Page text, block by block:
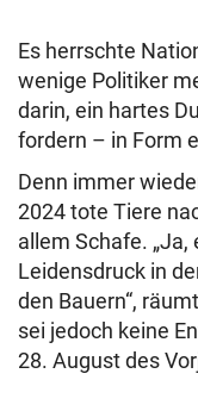
Es herrschte
wenige Politiker
darin, ein hartes
fordern – in Form
Denn immer
2024 tote Tiere
allem Schafe.
Leidensdruck in
den Bauern“,
sei jedoch keine
28. August des